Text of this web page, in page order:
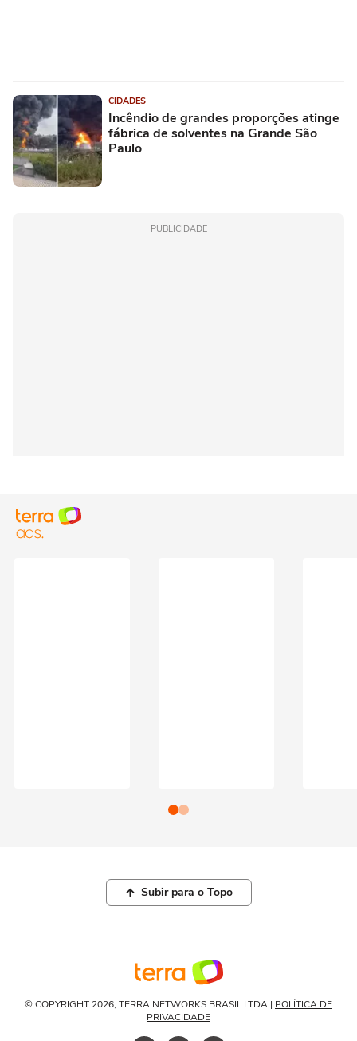
CIDADES
Incêndio de grandes proporções atinge
fábrica de solventes na Grande São
Paulo
PUBLICIDADE
Subir para o Topo
© COPYRIGHT 2026, TERRA NETWORKS BRASIL LTDA | POLÍTICA DE
PRIVACIDADE